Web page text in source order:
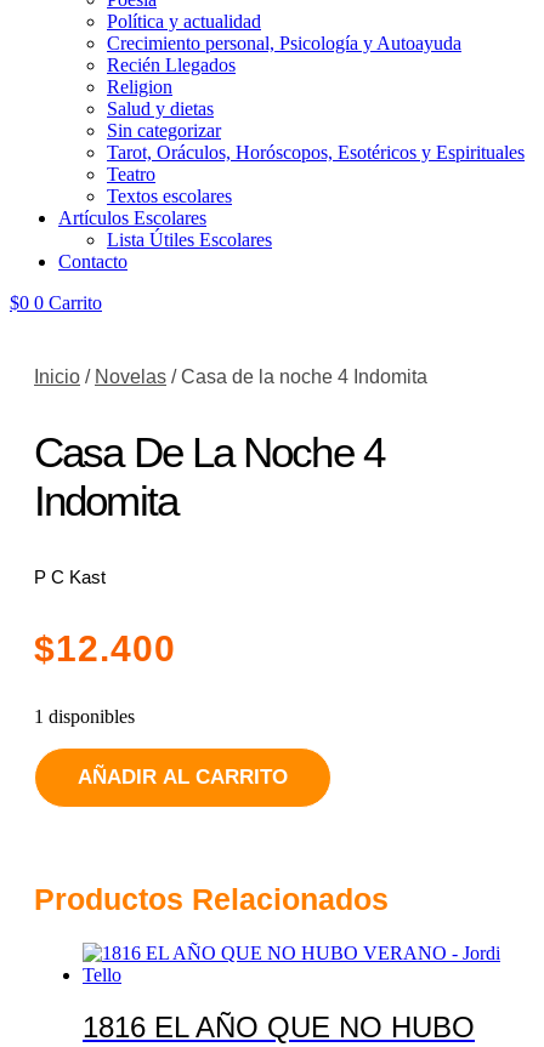
Política y actualidad
Crecimiento personal, Psicología y Autoayuda
Recién Llegados
Religion
Salud y dietas
Sin categorizar
Tarot, Oráculos, Horóscopos, Esotéricos y Espirituales
Teatro
Textos escolares
Artículos Escolares
Lista Útiles Escolares
Contacto
$0 0 Carrito
Inicio / Novelas / Casa de la noche 4 Indomita
Casa De La Noche 4
Indomita
P C Kast
$12.400
1 disponibles
Casa
de
la
cantidad
AÑADIR AL CARRITO
Productos Relacionados
1816 EL AÑO QUE NO HUBO